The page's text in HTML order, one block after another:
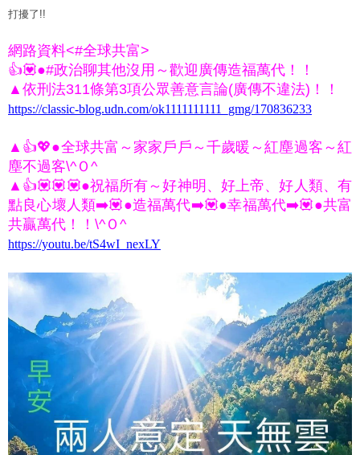
打擾了!!
網路資料<#全球共富>
👍💟●#政治聊其他沒用～歡迎廣傳造福萬代！！
▲依刑法311條第3項公眾善意言論(廣傳不違法)！！
https://classic-blog.udn.com/ok1111111111_gmg/170836233
▲👍💖●全球共富～家家戶戶～千歲暖～紅塵過客～紅
塵不過客\^Ｏ^
▲👍💟💟💟●祝福所有～好神明、好上帝、好人類、有
點良心壞人類➡️💟●造福萬代➡️💟●幸福萬代➡️💟●共富
共贏萬代！！\^Ｏ^
https://youtu.be/tS4wI_nexLY